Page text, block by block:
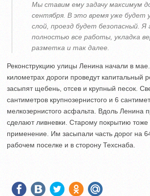
Мы ставим ему задачу максимум
сентября. В это время уже будет
слой, проезд будет безопасный. Я
полностью все работы, укладка
разметка и так далее.
Реконструкцию улицы Ленина начали в
километрах дороги проведут капитальный
засыпят щебень, отсев и крупный песок.
сантиметров крупнозернистого и 6
мелкозернистого асфальта. Вдоль Ленина
сделают ливневки. Старому покрытию
применение. Им засыпали часть дорог на
рабочем поселке и в сторону Техснаба.